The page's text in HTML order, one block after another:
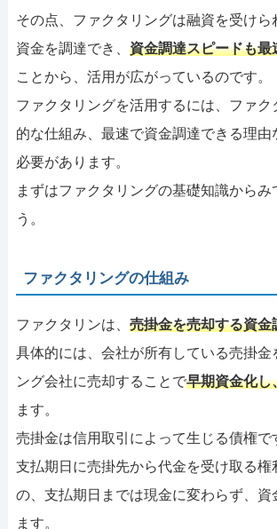
その点、ファクタリングは融資を受けら
資金を調達でき、 資金調達スピードも最
ことから、活用が広がっているのです。
ファクタリングを活用するには、ファク
的な仕組み、最速で資金調達できる理由
必要があります。
まずはファクタリングの基礎知識からみ
う。
ファクタリングの仕組み
ファクタリンは、 売掛金を売却する資金
具体的には、会社が所有している売掛金
ング会社に売却することで早期資金化し
ます。
売掛金は信用取引によって生じる債権で
支払期日に売掛先から代金を受け取る権
の、支払期日までは現金に変わらず、資
ます。